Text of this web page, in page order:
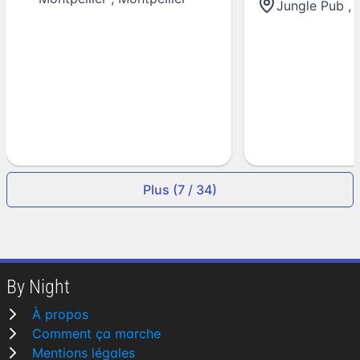
Jungle Pub ,
Plus (7 / 34)
By Night
À propos
Comment ça marche
Mentions légales